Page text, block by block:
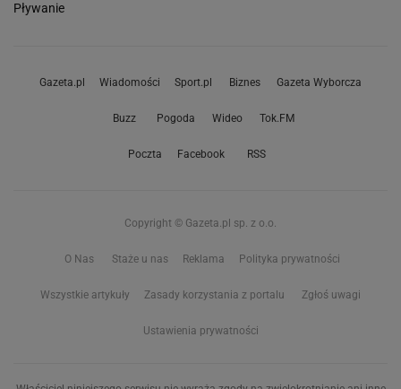
Pływanie
Gazeta.pl Wiadomości Sport.pl Biznes Gazeta Wyborcza
Buzz Pogoda Wideo Tok.FM
Poczta Facebook RSS
Copyright © Gazeta.pl sp. z o.o.
O Nas Staże u nas Reklama Polityka prywatności
Wszystkie artykuły Zasady korzystania z portalu Zgłoś uwagi
Ustawienia prywatności